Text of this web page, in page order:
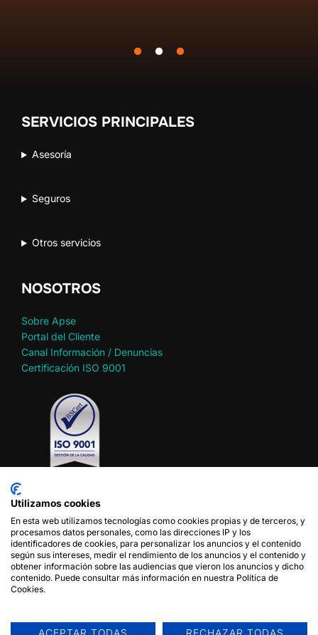
SERVICIOS PRINCIPALES
Asesoría
Seguros
Otros servicios
NOSOTROS
Sobre Apse
Portal del Cliente
Canal Información / Denuncias
Certificación ISO 9001
Política de privacidad
Política de cookies
Aviso legal
Condiciones de uso del sitio web
Utilizamos cookies
En esta web utilizamos tecnologías como cookies propias y de terceros, y
procesamos datos personales, como las direcciones IP y los
identificadores de cookies, para personalizar los anuncios y el contenido
según sus intereses, medir el rendimiento de los anuncios y el contenido y
obtener información sobre las audiencias que vieron los anuncios y dicho
contenido. Puede consultar más información en nuestra Política de
Cookies.